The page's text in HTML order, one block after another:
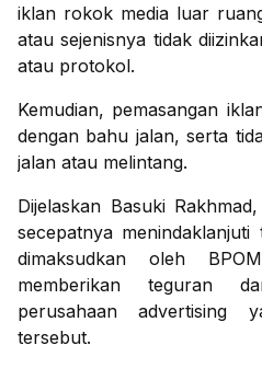
iklan rokok media luar
atau sejenisnya tidak
atau protokol.
Kemudian, pemasangan
dengan bahu jalan, serta
jalan atau melintang.
Dijelaskan Basuki
secepatnya
dimaksudkan oleh
memberikan teguran
perusahaan advertising
tersebut.